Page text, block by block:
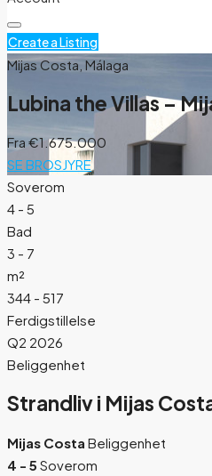
Create a Listing
Mijas Costa, Málaga
Lubina the Villas –
Fra €1.675.000
SE BROSJYRE
Soverom
4 - 5
Bad
3 - 7
m²
344 - 517
Ferdigstillelse
Q2 2026
Beliggenhet
Strandliv i Mijas
Mijas Costa Beliggenhet
4 - 5 Soverom